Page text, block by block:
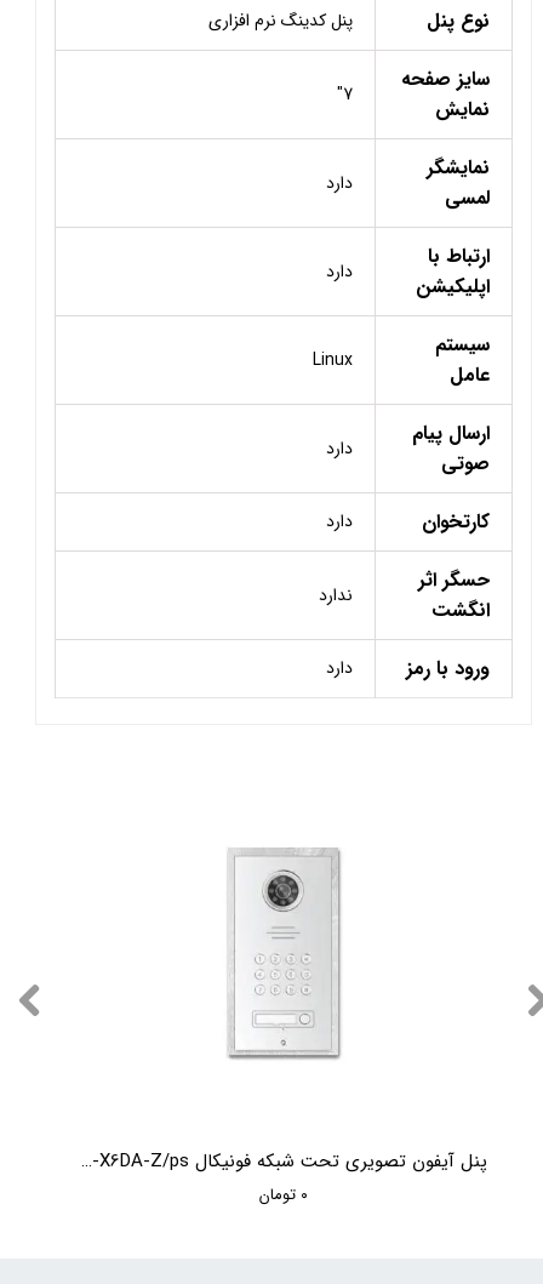
نوع پنل پنل کدینگ نرم افزاری
سایز صفحه
نمایش
7"
نمایشگر
لمسی
دارد
ارتباط با
اپلیکیشن
دارد
سیستم
عامل
Linux
ارسال پیام
صوتی
دارد
کارتخوان دارد
حسگر اثر
انگشت
ندارد
ورود با رمز دارد
پنل آیفون تصویری تحت شبکه فونیکال Phonical TC-X6DA-Z/ps
۰ تومان